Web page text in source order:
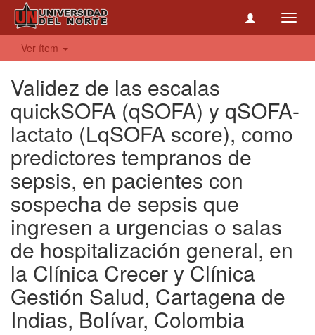
Ver ítem
Validez de las escalas
quickSOFA (qSOFA) y qSOFA-
lactato (LqSOFA score), como
predictores tempranos de
sepsis, en pacientes con
sospecha de sepsis que
ingresen a urgencias o salas
de hospitalización general, en
la Clínica Crecer y Clínica
Gestión Salud, Cartagena de
Indias, Bolívar, Colombia